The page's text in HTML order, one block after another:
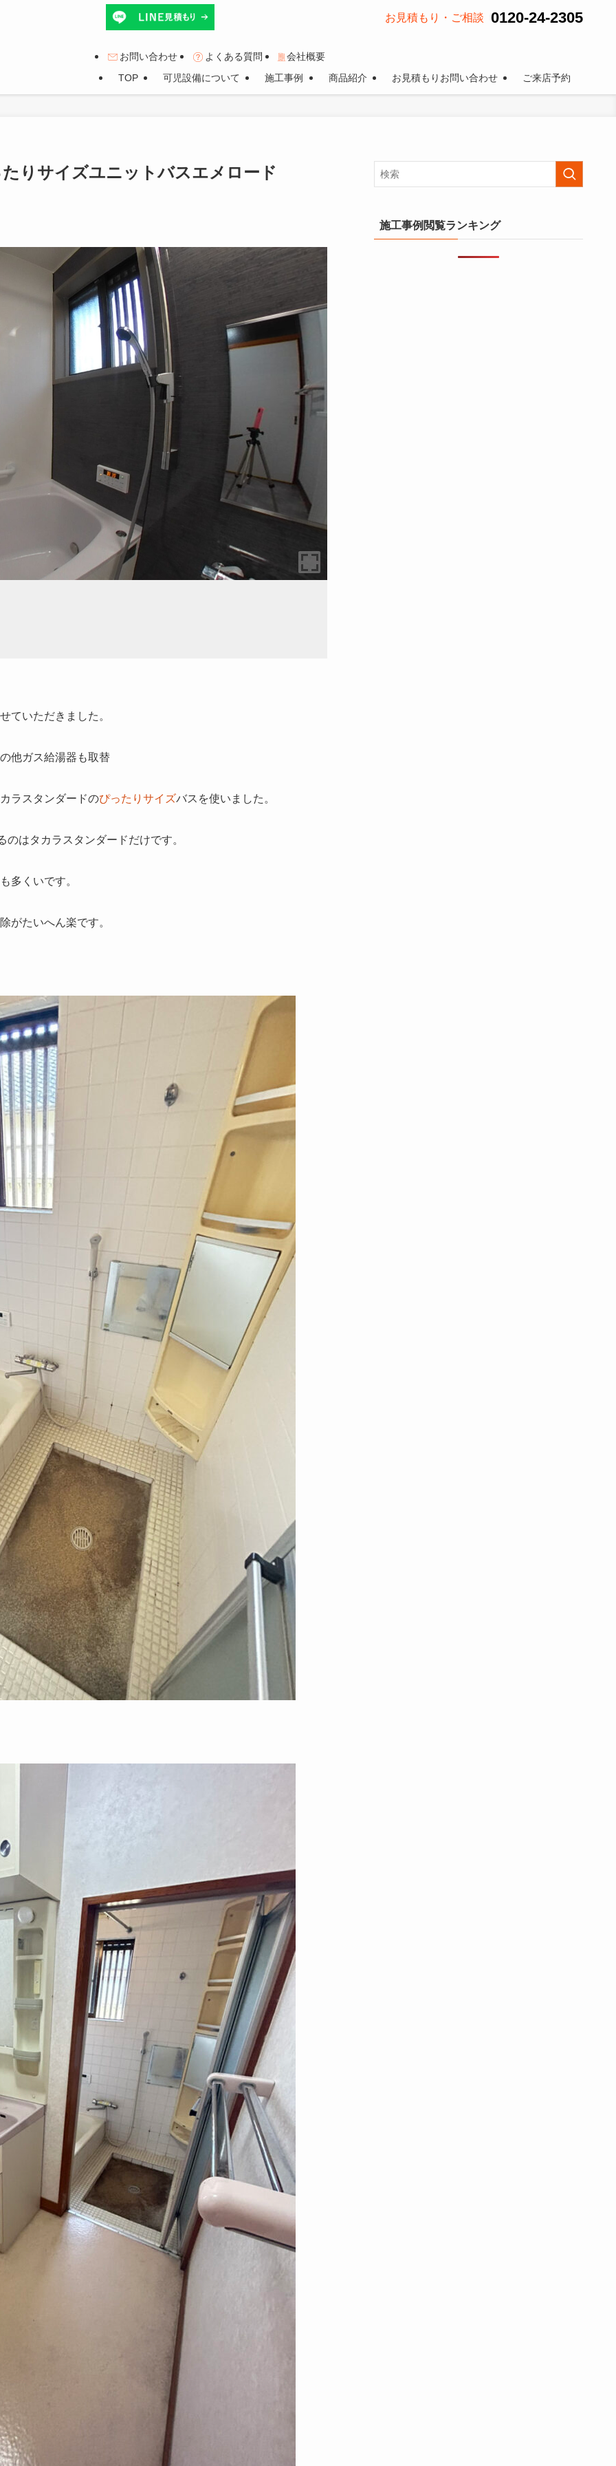
TOP 可児設備について 施工事例 商品紹介 お見積もりお問い合わせ ご来店予約
お見積もり・ご相談 0120-24-2305
お問い合わせ よくある質問 会社概要
りサイズユニットバスエメロード
ていただきました。
他ガス給湯器も取替
ラスタンダードのぴったりサイズバスを使いました。
はタカラスタンダードだけです。
多くいです。
がたいへん楽です。
施工事例閲覧ランキング